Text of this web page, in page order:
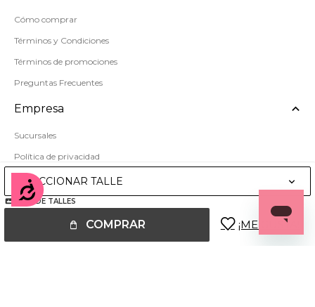
Accesibilidad
SELECCIONAR TALLE
GUÍA DE TALLES
COMPRAR
Cómo comprar
Términos y Condiciones
Términos de promociones
Preguntas Frecuentes
Empresa
Sucursales
Política de privacidad
Mapa del sitio